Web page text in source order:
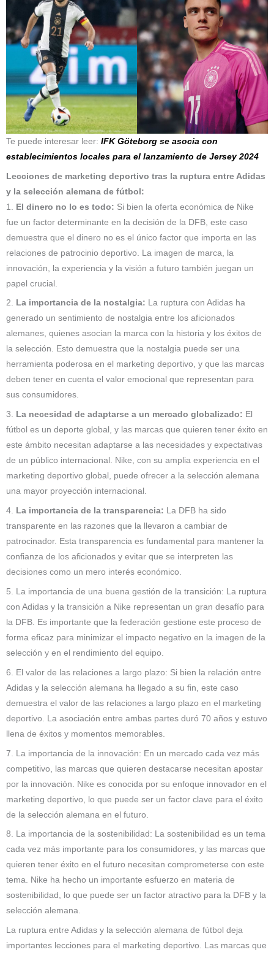
Te puede interesar leer: IFK Göteborg se asocia con
establecimientos locales para el lanzamiento de Jersey 2024
Lecciones de marketing deportivo tras la ruptura entre Adidas
y la selección alemana de fútbol:
1. El dinero no lo es todo: Si bien la oferta económica de Nike
fue un factor determinante en la decisión de la DFB, este caso
demuestra que el dinero no es el único factor que importa en las
relaciones de patrocinio deportivo. La imagen de marca, la
innovación, la experiencia y la visión a futuro también juegan un
papel crucial.
2. La importancia de la nostalgia: La ruptura con Adidas ha
generado un sentimiento de nostalgia entre los aficionados
alemanes, quienes asocian la marca con la historia y los éxitos de
la selección. Esto demuestra que la nostalgia puede ser una
herramienta poderosa en el marketing deportivo, y que las marcas
deben tener en cuenta el valor emocional que representan para
sus consumidores.
3. La necesidad de adaptarse a un mercado globalizado: El
fútbol es un deporte global, y las marcas que quieren tener éxito en
este ámbito necesitan adaptarse a las necesidades y expectativas
de un público internacional. Nike, con su amplia experiencia en el
marketing deportivo global, puede ofrecer a la selección alemana
una mayor proyección internacional.
4. La importancia de la transparencia: La DFB ha sido
transparente en las razones que la llevaron a cambiar de
patrocinador. Esta transparencia es fundamental para mantener la
confianza de los aficionados y evitar que se interpreten las
decisiones como un mero interés económico.
5. La importancia de una buena gestión de la transición: La ruptura
con Adidas y la transición a Nike representan un gran desafío para
la DFB. Es importante que la federación gestione este proceso de
forma eficaz para minimizar el impacto negativo en la imagen de la
selección y en el rendimiento del equipo.
6. El valor de las relaciones a largo plazo: Si bien la relación entre
Adidas y la selección alemana ha llegado a su fin, este caso
demuestra el valor de las relaciones a largo plazo en el marketing
deportivo. La asociación entre ambas partes duró 70 años y estuvo
llena de éxitos y momentos memorables.
7. La importancia de la innovación: En un mercado cada vez más
competitivo, las marcas que quieren destacarse necesitan apostar
por la innovación. Nike es conocida por su enfoque innovador en el
marketing deportivo, lo que puede ser un factor clave para el éxito
de la selección alemana en el futuro.
8. La importancia de la sostenibilidad: La sostenibilidad es un tema
cada vez más importante para los consumidores, y las marcas que
quieren tener éxito en el futuro necesitan comprometerse con este
tema. Nike ha hecho un importante esfuerzo en materia de
sostenibilidad, lo que puede ser un factor atractivo para la DFB y la
selección alemana.
La ruptura entre Adidas y la selección alemana de fútbol deja
importantes lecciones para el marketing deportivo. Las marcas que